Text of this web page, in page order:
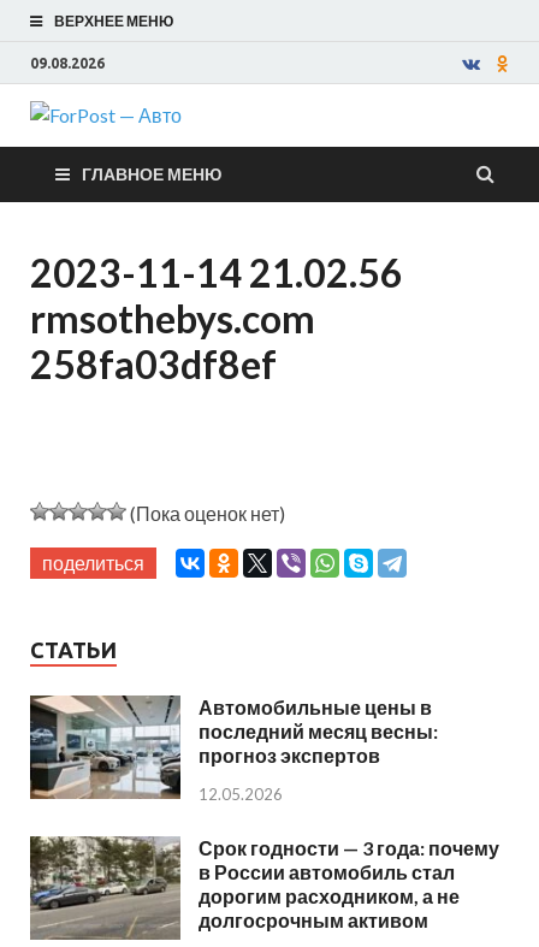
ВЕРХНЕЕ МЕНЮ
09.08.2026
ForPost —
Авто
ГЛАВНОЕ МЕНЮ
2023-11-14 21.02.56
rmsothebys.com
258fa03df8ef
(Пока оценок нет)
поделиться
СТАТЬИ
Автомобильные цены в
последний месяц весны:
прогноз экспертов
12.05.2026
Срок годности — 3 года: почему
в России автомобиль стал
дорогим расходником, а не
долгосрочным активом